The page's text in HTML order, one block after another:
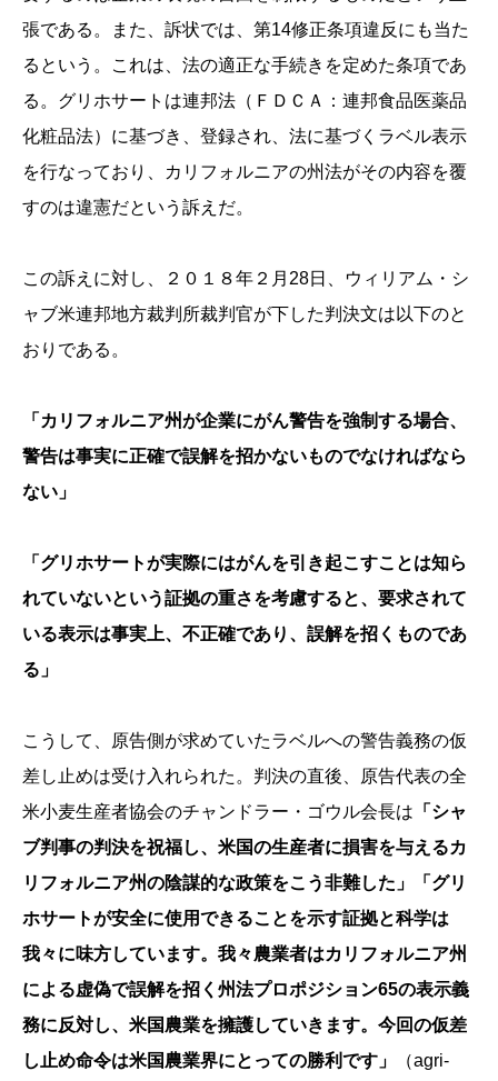
張である。また、訴状では、第14修正条項違反にも当た
るという。これは、法の適正な手続きを定めた条項であ
る。グリホサートは連邦法（ＦＤＣＡ：連邦食品医薬品
化粧品法）に基づき、登録され、法に基づくラベル表示
を行なっており、カリフォルニアの州法がその内容を覆
すのは違憲だという訴えだ。
この訴えに対し、２０１８年２月28日、ウィリアム・シ
ャブ米連邦地方裁判所裁判官が下した判決文は以下のと
おりである。
「カリフォルニア州が企業にがん警告を強制する場合、
警告は事実に正確で誤解を招かないものでなければなら
ない」
「グリホサートが実際にはがんを引き起こすことは知ら
れていないという証拠の重さを考慮すると、要求されて
いる表示は事実上、不正確であり、誤解を招くものであ
る」
こうして、原告側が求めていたラベルへの警告義務の仮
差し止めは受け入れられた。判決の直後、原告代表の全
米小麦生産者協会のチャンドラー・ゴウル会長は 「シャ
ブ判事の判決を祝福し、米国の生産者に損害を与えるカ
リフォルニア州の陰謀的な政策をこう非難した」「グリ
ホサートが安全に使用できることを示す証拠と科学は
我々に味方しています。我々農業者はカリフォルニア州
による虚偽で誤解を招く州法プロポジション65の表示義
務に反対し、米国農業を擁護していきます。今回の仮差
し止め命令は米国農業界にとっての勝利です」
（agri-